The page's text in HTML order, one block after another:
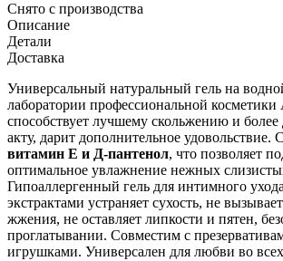
Снято с производства
Описание
Детали
Доставка
Универсальный натуральный гель на
лаборатории профессиональной
способствует лучшему скольжению и
акту, дарит дополнительное удовольствие.
витамин Е и Д-пантенол, что позволяет
оптимальное увлажнение нежных
Гипоаллергенный гель для интимного
экстрактами устраняет сухость, не
жжения, не оставляет липкости и пятен,
проглатывании. Совместим с
игрушками. Универсален для любви во